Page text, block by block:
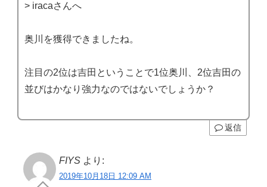
> iracaさんへ
奥川を獲得できましたね。
注目の2位は吉田ということで1位奥川、2位吉田の
並びはかなり強力なのではないでしょうか？
返信
FIYS より:
2019年10月18日 12:09 AM